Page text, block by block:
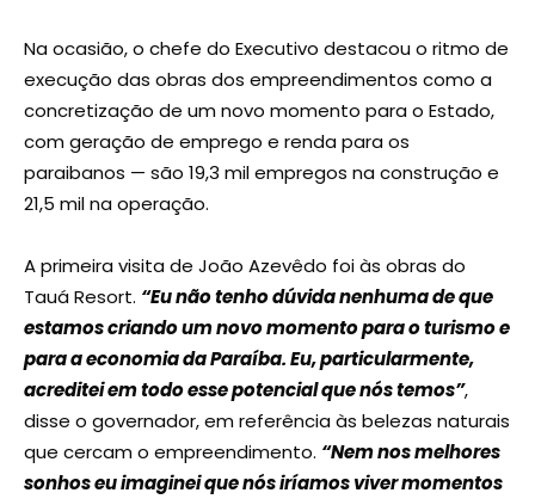
Na ocasião, o chefe do Executivo destacou o ritmo de
execução das obras dos empreendimentos como a
concretização de um novo momento para o Estado,
com geração de emprego e renda para os
paraibanos — são 19,3 mil empregos na construção e
21,5 mil na operação.
A primeira visita de João Azevêdo foi às obras do
Tauá Resort. “Eu não tenho dúvida nenhuma de que
estamos criando um novo momento para o turismo e
para a economia da Paraíba. Eu, particularmente,
acreditei em todo esse potencial que nós temos”,
disse o governador, em referência às belezas naturais
que cercam o empreendimento. “Nem nos melhores
sonhos eu imaginei que nós iríamos viver momentos